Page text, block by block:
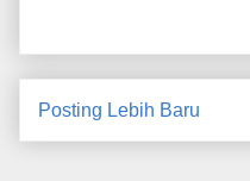
Posting Lebih Baru